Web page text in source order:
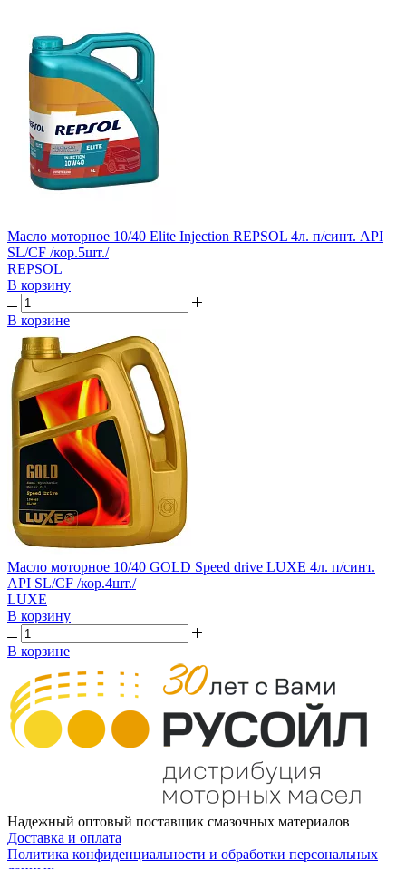
Масло моторное 10/40 Elite Injection REPSOL 4л. п/синт. API
SL/CF /кор.5шт./
REPSOL
В корзину
В корзине
Масло моторное 10/40 GOLD Speed drive LUXE 4л. п/синт.
API SL/CF /кор.4шт./
LUXE
В корзину
В корзине
Надежный оптовый поставщик смазочных материалов
Доставка и оплата
Политика конфиденциальности и обработки персональных